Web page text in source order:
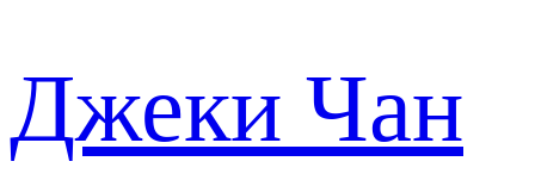
Джеки Чан